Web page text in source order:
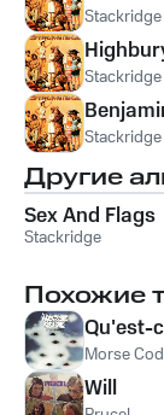
Stackridge
Stackridge
Stackridge
Другие
Sex And Flags
Stackridge
Похожие
Qu'est-
Morse
Will